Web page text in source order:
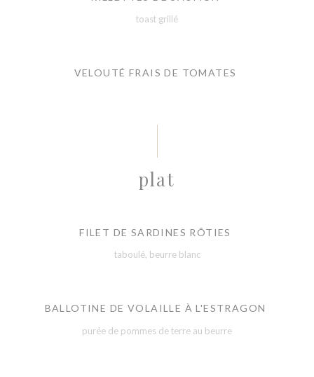
toast grillé
VELOUTÉ FRAIS DE TOMATES
plat
FILET DE SARDINES RÔTIES
taboulé, beurre blanc
BALLOTINE DE VOLAILLE À L'ESTRAGON
purée de pommes de terre au beurre